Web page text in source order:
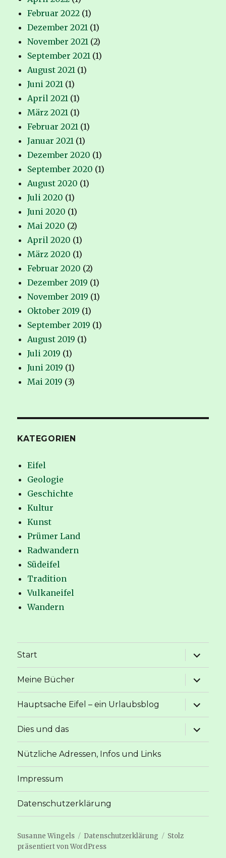
Februar 2022 (1)
Dezember 2021 (1)
November 2021 (2)
September 2021 (1)
August 2021 (1)
Juni 2021 (1)
April 2021 (1)
März 2021 (1)
Februar 2021 (1)
Januar 2021 (1)
Dezember 2020 (1)
September 2020 (1)
August 2020 (1)
Juli 2020 (1)
Juni 2020 (1)
Mai 2020 (2)
April 2020 (1)
März 2020 (1)
Februar 2020 (2)
Dezember 2019 (1)
November 2019 (1)
Oktober 2019 (1)
September 2019 (1)
August 2019 (1)
Juli 2019 (1)
Juni 2019 (1)
Mai 2019 (3)
KATEGORIEN
Eifel
Geologie
Geschichte
Kultur
Kunst
Prümer Land
Radwandern
Südeifel
Tradition
Vulkaneifel
Wandern
Start
Meine Bücher
Hauptsache Eifel – ein Urlaubsblog
Dies und das
Nützliche Adressen, Infos und Links
Impressum
Datenschutzerklärung
Susanne Wingels Datenschutzerklärung
Stolz
präsentiert von WordPress